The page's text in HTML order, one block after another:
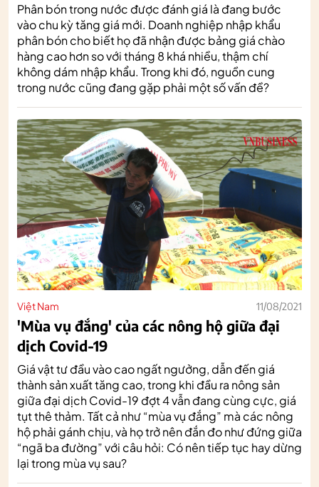
Phân bón trong nước được đánh giá là đang bước
vào chu kỳ tăng giá mới. Doanh nghiệp nhập khẩu
phân bón cho biết họ đã nhận được bảng giá chào
hàng cao hơn so với tháng 8 khá nhiều, thậm chí
không dám nhập khẩu. Trong khi đó, nguồn cung
trong nước cũng đang gặp phải một số vấn đề?
Việt Nam 11/08/2021
'Mùa vụ đắng' của các nông hộ giữa đại
dịch Covid-19
Giá vật tư đầu vào cao ngất ngưởng, dẫn đến giá
thành sản xuất tăng cao, trong khi đầu ra nông sản
giữa đại dịch Covid-19 đợt 4 vẫn đang cùng cực, giá
tụt thê thảm. Tất cả như “mùa vụ đắng” mà các nông
hộ phải gánh chịu, và họ trở nên đắn đo như đứng giữa
“ngã ba đường” với câu hỏi: Có nên tiếp tục hay dừng
lại trong mùa vụ sau?